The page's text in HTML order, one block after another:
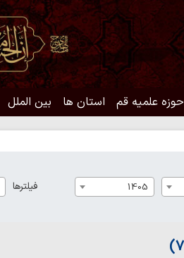
حوزه علمیه قم استان ها بین الملل
1405 فیلترها